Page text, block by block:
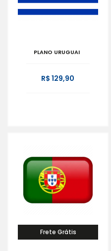
PLANO URUGUAI
R$ 129,90
Frete Grátis